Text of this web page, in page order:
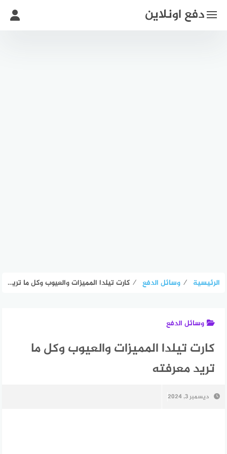
دفع اونلاين
الرئيسية ⁄ وسائل الدفع ⁄ كارت تيلدا المميزات والعيوب وكل ما تريد معرفته
وسائل الدفع
كارت تيلدا المميزات والعيوب وكل ما
تريد معرفته
ديسمبر 3, 2024